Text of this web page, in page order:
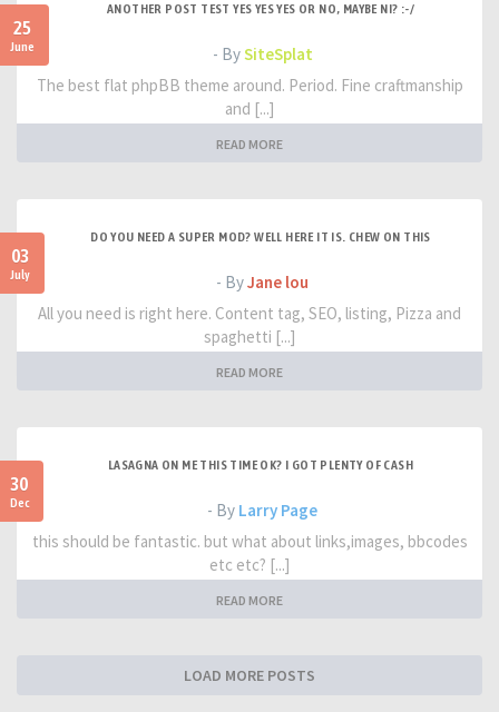
25
June
ANOTHER POST TEST YES YES YES OR NO, MAYBE NI? :-/
- BySiteSplat
The best flat phpBB theme around. Period. Fine craftmanship
and [...]
READ MORE
03
July
DO YOU NEED A SUPER MOD? WELL HERE IT IS. CHEW ON THIS
- ByJane lou
All you need is right here. Content tag, SEO, listing, Pizza and
spaghetti [...]
READ MORE
30
Dec
LASAGNA ON ME THIS TIME OK? I GOT PLENTY OF CASH
- By Larry Page
this should be fantastic. but what about links,images, bbcodes
etc etc? [...]
READ MORE
LOAD MORE POSTS